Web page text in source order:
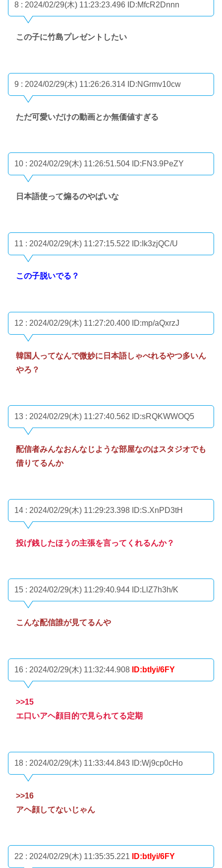
8 : 2024/02/29(木) 11:23:23.496 ID:MfcR2Dnnn
この子に竹島プレゼントしたい
9 : 2024/02/29(木) 11:26:26.314 ID:NGrmv10cw
ただ可愛いだけの動画とか無価値すぎる
10 : 2024/02/29(木) 11:26:51.504 ID:FN3.9PeZY
日本語使って煽るのやばいな
11 : 2024/02/29(木) 11:27:15.522 ID:Ik3zjQC/U
この子脱いでる？
12 : 2024/02/29(木) 11:27:20.400 ID:mp/aQxrzJ
韓国人ってなんで微妙に日本語しゃべれるやつ多いん
やろ？
13 : 2024/02/29(木) 11:27:40.562 ID:sRQKWWOQ5
配信者みんなおんなじような部屋なのはスタジオでも
借りてるんか
14 : 2024/02/29(木) 11:29:23.398 ID:S.XnPD3tH
投げ銭したほうの主張を言ってくれるんか？
15 : 2024/02/29(木) 11:29:40.944 ID:LlZ7h3h/K
こんな配信誰が見てるんや
16 : 2024/02/29(木) 11:32:44.908 ID:btIyi/6FY
>>15
エ口いアヘ顔目的で見られてる定期
18 : 2024/02/29(木) 11:33:44.843 ID:Wj9cp0cHo
>>16
アヘ顔してないじゃん
22 : 2024/02/29(木) 11:35:35.221 ID:btIyi/6FY